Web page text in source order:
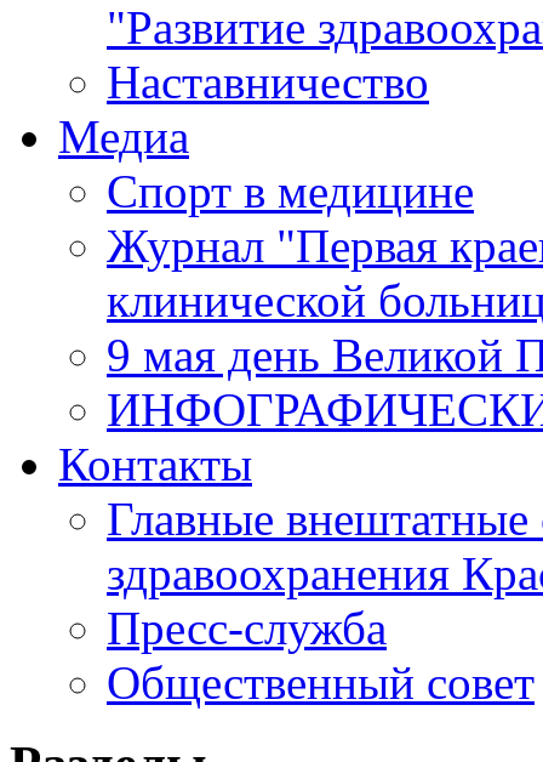
"Развитие
Наставничество
Медиа
Спорт в медицине
Журнал "Первая
клинической
9 мая день Великой
Контакты
Главные внештатные
здравоохранения
Пресс-служба
Общественный совет